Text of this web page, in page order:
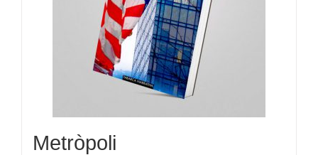
Metròpoli